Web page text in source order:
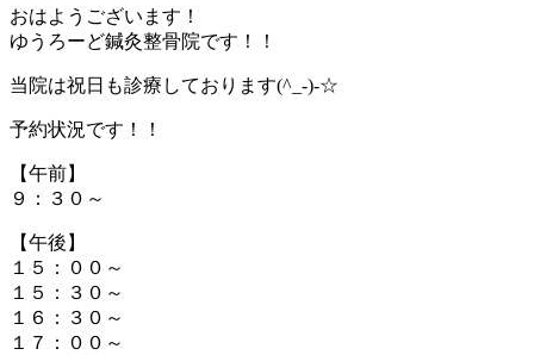
おはようございます！
ゆうろーど鍼灸整骨院です！！
当院は祝日も診療しております(^_-)-☆
予約状況です！！
【午前】
９：３０～
【午後】
１５：００～
１５：３０～
１６：３０～
１７：００～